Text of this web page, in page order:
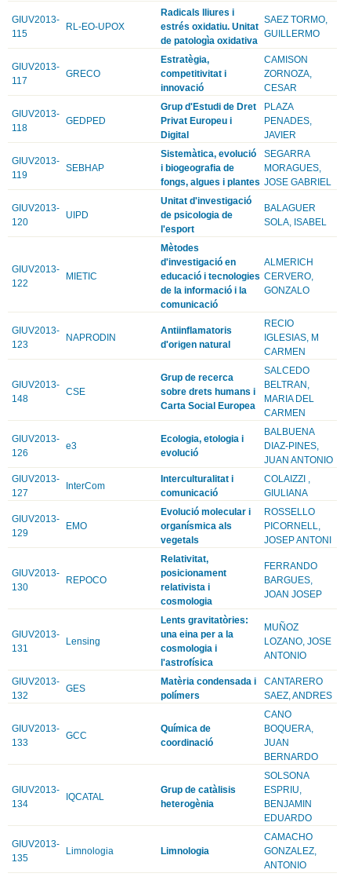
GIUV2013-
115
RL-EO-UPOX
Radicals lliures i
estrés oxidatiu. Unitat
de patologìa oxidativa
SAEZ TORMO,
GUILLERMO
GIUV2013-
117
GRECO
Estratègia,
competitivitat i
innovació
CAMISON
ZORNOZA,
CESAR
GIUV2013-
118
GEDPED
Grup d'Estudi de Dret
Privat Europeu i
Digital
PLAZA
PENADES,
JAVIER
GIUV2013-
119
SEBHAP
Sistemàtica, evolució
i biogeografia de
fongs, algues i plantes
SEGARRA
MORAGUES,
JOSE GABRIEL
GIUV2013-
120
UIPD
Unitat d'investigació
de psicologia de
l'esport
BALAGUER
SOLA, ISABEL
GIUV2013-
122
MIETIC
Mètodes
d'investigació en
educació i tecnologies
de la informació i la
comunicació
ALMERICH
CERVERO,
GONZALO
GIUV2013-
123
NAPRODIN
Antiinflamatoris
d'origen natural
RECIO
IGLESIAS, M
CARMEN
GIUV2013-
148
CSE
Grup de recerca
sobre drets humans i
Carta Social Europea
SALCEDO
BELTRAN,
MARIA DEL
CARMEN
GIUV2013-
126
e3
Ecologia, etologia i
evolució
BALBUENA
DIAZ-PINES,
JUAN ANTONIO
GIUV2013-
127
InterCom
Interculturalitat i
comunicació
COLAIZZI ,
GIULIANA
GIUV2013-
129
EMO
Evolució molecular i
organísmica als
vegetals
ROSSELLO
PICORNELL,
JOSEP ANTONI
GIUV2013-
130
REPOCO
Relativitat,
posicionament
relativista i
cosmologia
FERRANDO
BARGUES,
JOAN JOSEP
GIUV2013-
131
Lensing
Lents gravitatòries:
una eina per a la
cosmologia i
l'astrofísica
MUÑOZ
LOZANO, JOSE
ANTONIO
GIUV2013-
132
GES
Matèria condensada i
polímers
CANTARERO
SAEZ, ANDRES
GIUV2013-
133
GCC
Química de
coordinació
CANO
BOQUERA,
JUAN
BERNARDO
GIUV2013-
134
IQCATAL
Grup de catàlisis
heterogènia
SOLSONA
ESPRIU,
BENJAMIN
EDUARDO
GIUV2013-
135
Limnologia Limnologia
CAMACHO
GONZALEZ,
ANTONIO